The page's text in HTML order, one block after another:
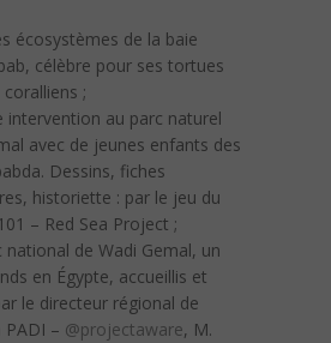
écosystèmes de la baie
célèbre pour ses tortues
;
intervention au parc naturel
avec de jeunes enfants des
Dessins, fiches
historiette : par le jeu du
– Red Sea Project ;
national de Wadi Gemal, un
en Égypte, accueillis et
le directeur régional de
PADI – @projectaware, M.